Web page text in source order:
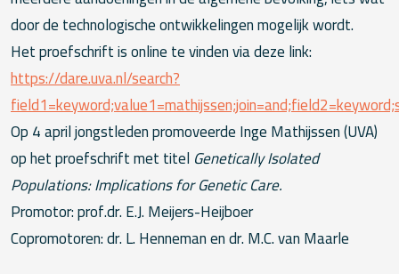
door de technologische ontwikkelingen mogelijk wordt.
Het proefschrift is online te vinden via deze link:
https://dare.uva.nl/search?
Op 4 april jongstleden promoveerde Inge Mathijssen (UVA)
op het proefschrift met titel Genetically Isolated
Populations: Implications for Genetic Care.
Promotor: prof.dr. E.J. Meijers-Heijboer
Copromotoren: dr. L. Henneman en dr. M.C. van Maarle